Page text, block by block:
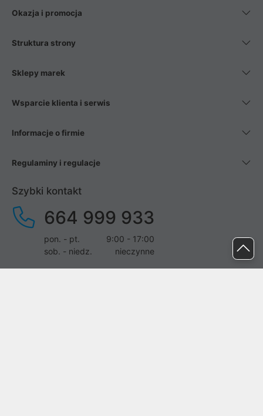
Okazja i promocja
Struktura strony
Sklepy marek
Wsparcie klienta i serwis
Informacje o firmie
Regulaminy i regulacje
Szybki kontakt
664 999 933
pon. - pt.
9:00 - 17:00
sob. - niedz.
nieczynne